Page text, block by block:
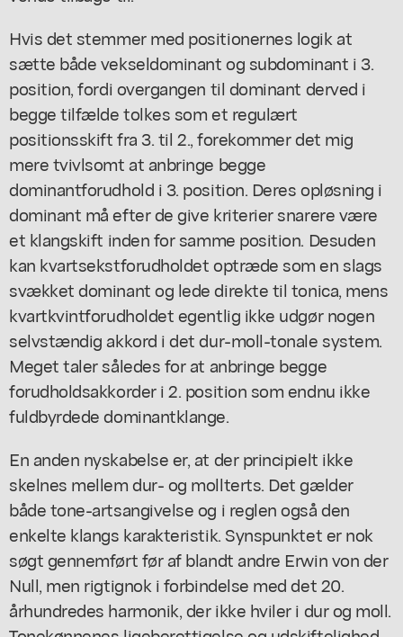
Hvis det stemmer med positionernes logik at
sætte både vekseldominant og subdominant i 3.
position, fordi overgangen til dominant derved i
begge tilfælde tolkes som et regulært
positionsskift fra 3. til 2., forekommer det mig
mere tvivlsomt at anbringe begge
dominantforudhold i 3. position. Deres opløsning i
dominant må efter de give kriterier snarere være
et klangskift inden for samme position. Desuden
kan kvartsekstforudholdet optræde som en slags
svækket dominant og lede direkte til tonica, mens
kvartkvintforudholdet egentlig ikke udgør nogen
selvstændig akkord i det dur-moll-tonale system.
Meget taler således for at anbringe begge
forudholdsakkorder i 2. position som endnu ikke
fuldbyrdede dominantklange.
En anden nyskabelse er, at der principielt ikke
skelnes mellem dur- og mollterts. Det gælder
både tone-artsangivelse og i reglen også den
enkelte klangs karakteristik. Synspunktet er nok
søgt gennemført før af blandt andre Erwin von der
Null, men rigtignok i forbindelse med det 20.
århundredes harmonik, der ikke hviler i dur og moll.